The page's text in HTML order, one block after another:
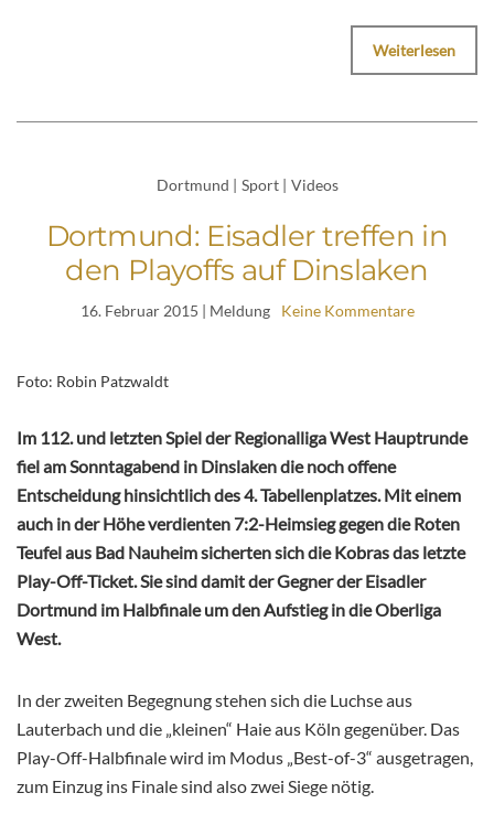
Weiterlesen
Dortmund | Sport | Videos
Dortmund: Eisadler treffen in
den Playoffs auf Dinslaken
16. Februar 2015 | Meldung Keine Kommentare
Foto: Robin Patzwaldt
Im 112. und letzten Spiel der Regionalliga West Hauptrunde
fiel am Sonntagabend in Dinslaken die noch offene
Entscheidung hinsichtlich des 4. Tabellenplatzes. Mit einem
auch in der Höhe verdienten 7:2-Heimsieg gegen die Roten
Teufel aus Bad Nauheim sicherten sich die Kobras das letzte
Play-Off-Ticket. Sie sind damit der Gegner der Eisadler
Dortmund im Halbfinale um den Aufstieg in die Oberliga
West.
In der zweiten Begegnung stehen sich die Luchse aus
Lauterbach und die „kleinen“ Haie aus Köln gegenüber. Das
Play-Off-Halbfinale wird im Modus „Best-of-3“ ausgetragen,
zum Einzug ins Finale sind also zwei Siege nötig.